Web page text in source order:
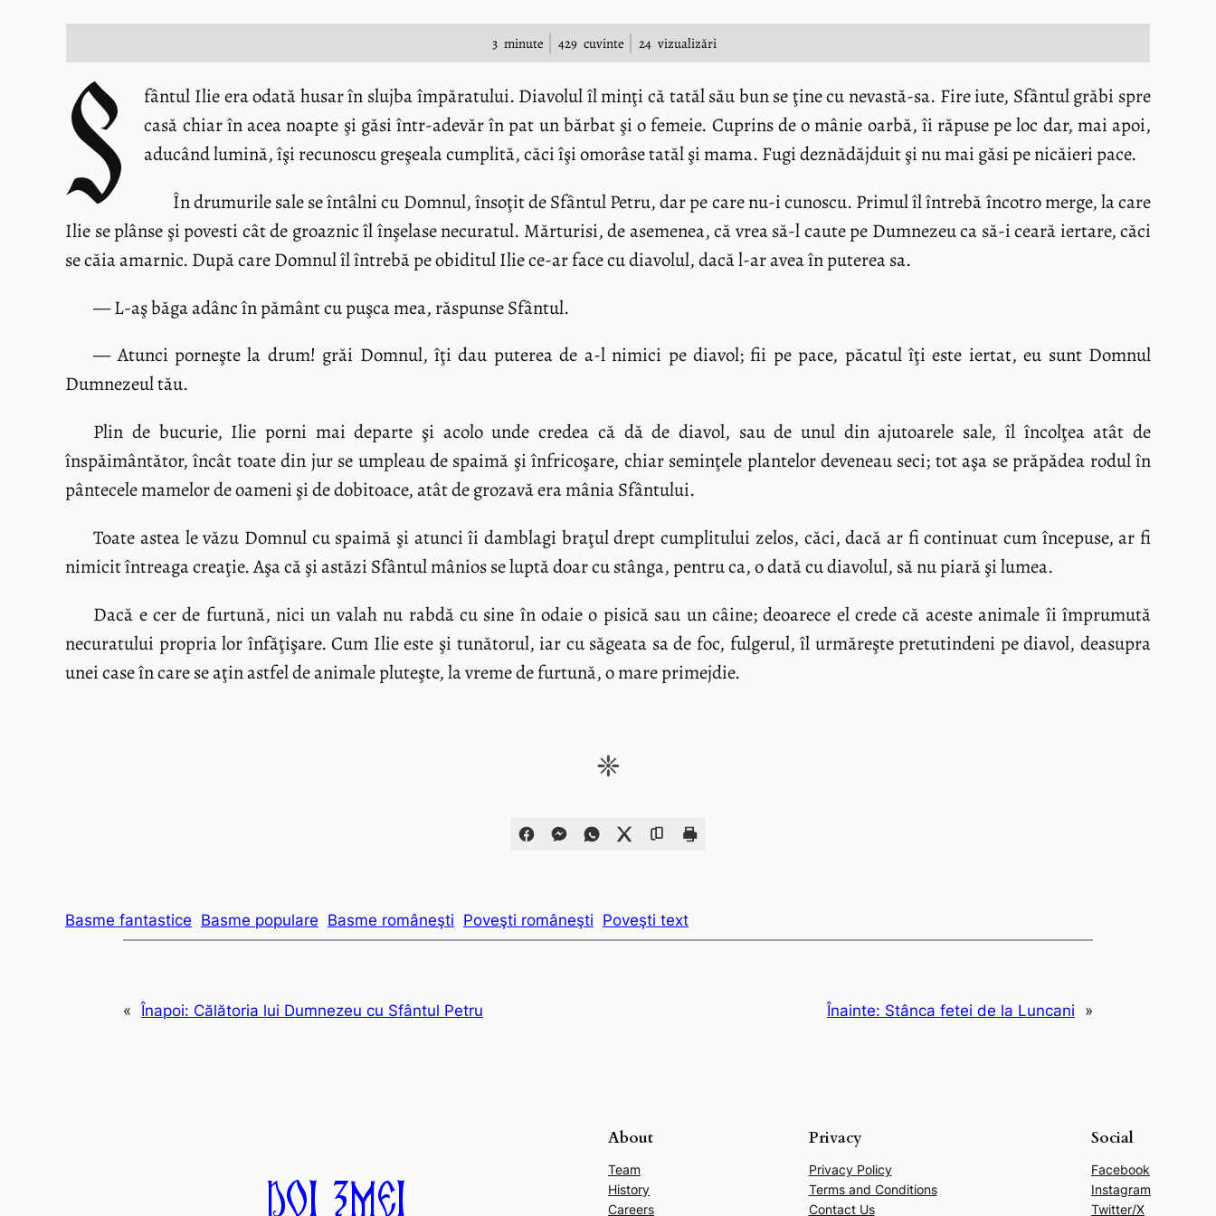
3 minute 429 cuvinte 24 vizualizări
S
fântul Ilie era odată husar în slujba împăratului. Diavolul îl minţi că tatăl său bun se ţine cu nevastă-sa. Fire iute, Sfântul grăbi spre
casă chiar în acea noapte şi găsi într-adevăr în pat un bărbat şi o femeie. Cuprins de o mânie oarbă, îi răpuse pe loc dar, mai apoi,
aducând lumină, îşi recunoscu greşeala cumplită, căci îşi omorâse tatăl şi mama. Fugi deznădăjduit şi nu mai găsi pe nicăieri pace.
În drumurile sale se întâlni cu Domnul, însoţit de Sfântul Petru, dar pe care nu-i cunoscu. Primul îl întrebă încotro merge, la care
Ilie se plânse şi povesti cât de groaznic îl înşelase necuratul. Mărturisi, de asemenea, că vrea să-l caute pe Dumnezeu ca să-i ceară iertare, căci
se căia amarnic. După care Domnul îl întrebă pe obiditul Ilie ce-ar face cu diavolul, dacă l-ar avea în puterea sa.
— L-aş băga adânc în pământ cu puşca mea, răspunse Sfântul.
— Atunci porneşte la drum! grăi Domnul, îţi dau puterea de a-l nimici pe diavol; fii pe pace, păcatul îţi este iertat, eu sunt Domnul
Dumnezeul tău.
Plin de bucurie, Ilie porni mai departe şi acolo unde credea că dă de diavol, sau de unul din ajutoarele sale, îl încolţea atât de
înspăimântător, încât toate din jur se umpleau de spaimă şi înfricoşare, chiar seminţele plantelor deveneau seci; tot aşa se prăpădea rodul în
pântecele mamelor de oameni şi de dobitoace, atât de grozavă era mânia Sfântului.
Toate astea le văzu Domnul cu spaimă şi atunci îi damblagi braţul drept cumplitului zelos, căci, dacă ar fi continuat cum începuse, ar fi
nimicit întreaga creaţie. Aşa că şi astăzi Sfântul mânios se luptă doar cu stânga, pentru ca, o dată cu diavolul, să nu piară şi lumea.
Dacă e cer de furtună, nici un valah nu rabdă cu sine în odaie o pisică sau un câine; deoarece el crede că aceste animale îi împrumută
necuratului propria lor înfăţişare. Cum Ilie este şi tunătorul, iar cu săgeata sa de foc, fulgerul, îl urmăreşte pretutindeni pe diavol, deasupra
unei case în care se aţin astfel de animale pluteşte, la vreme de furtună, o mare primejdie.
❈
Basme fantastice Basme populare Basme româneşti Poveşti româneşti Poveşti text
« Înapoi: Călătoria lui Dumnezeu cu Sfântul Petru Înainte: Stânca fetei de la Luncani »
Doi Zmei
About
Team
History
Careers
Privacy
Privacy Policy
Terms and Conditions
Contact Us
Social
Facebook
Instagram
Twitter/X